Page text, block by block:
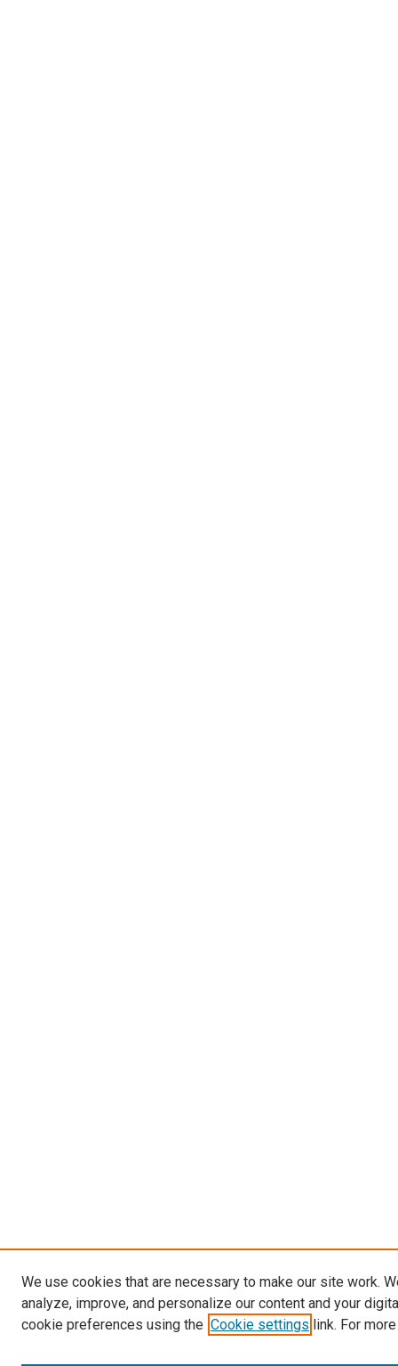
We use cookies that are necessary to make our site work.
analyze, improve, and personalize our content and your
cookie preferences using the Cookie settings link. For